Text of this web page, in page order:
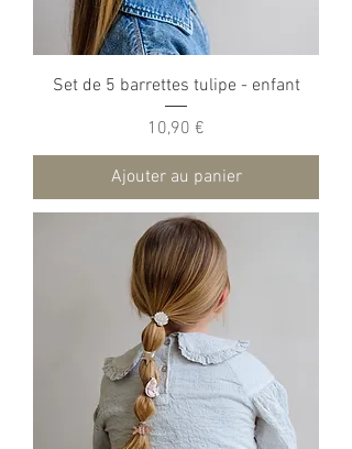
Set de 5 barrettes tulipe - enfant
Prix
10,90 €
Ajouter au panier